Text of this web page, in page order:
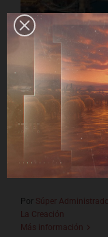
6
Creación
Dios, desde
y santísimo
decretado en sí
Por Súper
La Creación
Más información